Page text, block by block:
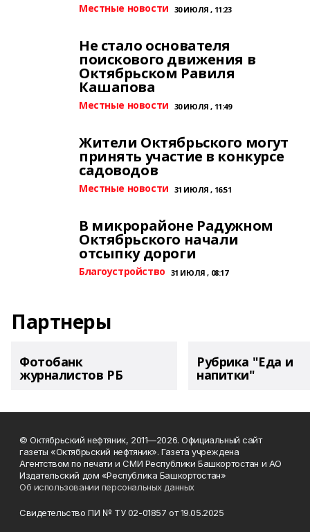
Местные новости 30 ИЮЛЯ , 11:23
Не стало основателя
поискового движения в
Октябрьском Равиля
Кашапова
Местные новости 30 ИЮЛЯ , 11:49
Жители Октябрьского могут
принять участие в конкурсе
садоводов
Местные новости 31 ИЮЛЯ , 16:51
В микрорайоне Радужном
Октябрьского начали
отсыпку дороги
Благоустройство 31 ИЮЛЯ , 08:17
Партнеры
Фотобанк
журналистов РБ
Рубрика "Еда и
напитки"
© Октябрьский нефтяник, 2011—2026. Официальный сайт
газеты «Октябрьский нефтяник». Газета учреждена
Агентством по печати и СМИ Республики Башкортостан и АО
Издательский дом «Республика Башкортостан»
Об использовании персональных данных
Свидетельство ПИ № ТУ 02-01857 от 19.05.2025